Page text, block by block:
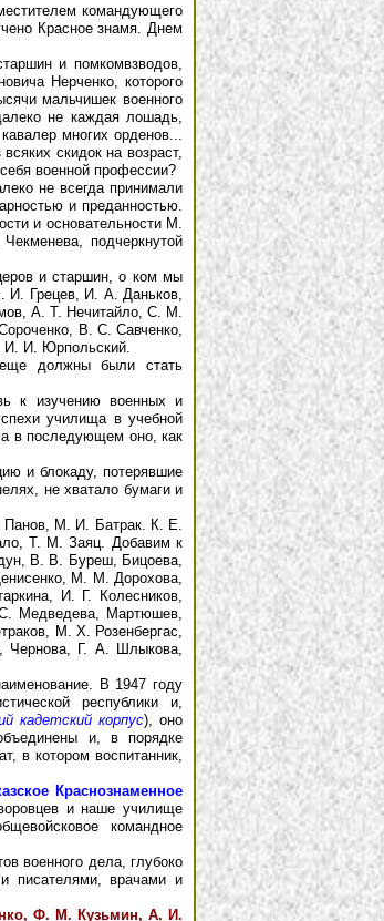
командующего
Красное знамя. Днем
и помкомвзводов,
Нерченко, которого
мальчишек военного
не каждая лошадь,
многих орденов...
скидок на возраст,
военной профессии?
не всегда принимали
и преданностью.
и основательности М.
подчеркнутой
и старшин, о ком мы
И. Грецев, И. А. Даньков,
А. Т. Нечитайло, С. М.
В. С. Савченко,
И. И. Юрпольский.
должны были стать
к изучению военных и
училища в учебной
а в последующем оно, как
и блокаду, потерявшие
не хватало бумаги и
Панов, М. И. Батрак. К. Е.
Т. М. Заяц. Добавим к
В. В. Буреш, Бицоева,
М. М. Дорохова,
И. Г. Колесников,
Медведева, Мартюшев,
М. X. Розенбергас,
Чернова, Г. А. Шлыкова,
В 1947 году
республики и,
кадетский корпус), оно
и, в порядке
в котором воспитанник,
Краснознаменное
и наше училище
командное
военного дела, глубоко
писателями, врачами и
Ф. М. Кузьмин, А. И.